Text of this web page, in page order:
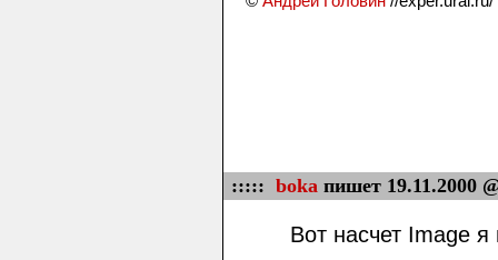
::::: boka пишет 19.11.2000
Вот насчет Image